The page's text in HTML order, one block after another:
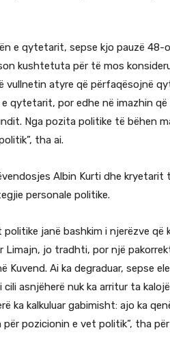
e qytetarit, sepse kjo pauzë 48-
kushtetuta për të mos
vullnetin atyre që përfaqësojnë
qytetarit, por edhe në imazhin që
Nga pozita politike të bëhen
tha ai.
Albin Kurti dhe kryetarit
personale politike.
janë bashkim i njerëzve që
Limajn, jo tradhti, por një
Kuvend. Ai ka degraduar, sepse
asnjëherë nuk ka arritur ta
ka kalkuluar gabimisht: ajo ka
pozicionin e vet politik”, tha për